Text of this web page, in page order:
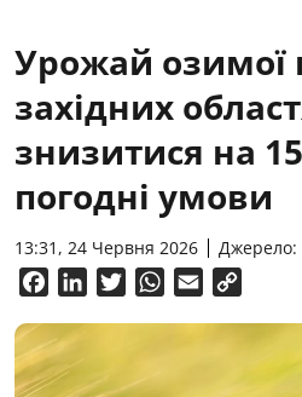
Урожай озимої
західних
знизитися на
погодні умови
13:31, 24 Червня 2026 Джерело:
FacebookLinkedInTwitterWhatsApp
Email